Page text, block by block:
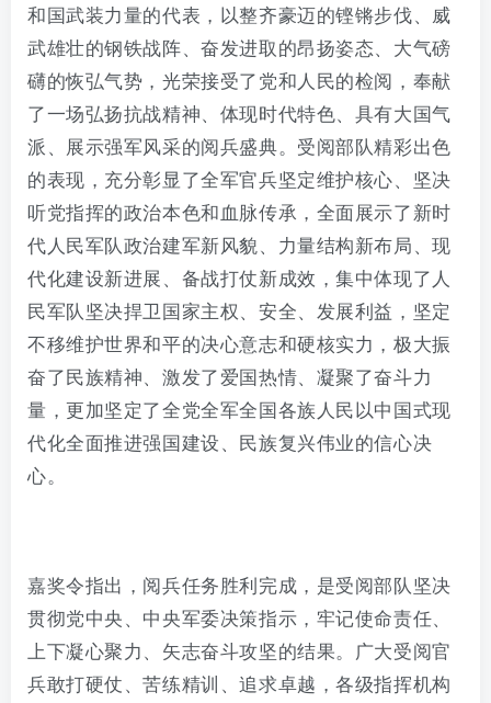
和国武装力量的代表，以整齐豪迈的铿锵步伐、威
武雄壮的钢铁战阵、奋发进取的昂扬姿态、大气磅
礴的恢弘气势，光荣接受了党和人民的检阅，奉献
了一场弘扬抗战精神、体现时代特色、具有大国气
派、展示强军风采的阅兵盛典。受阅部队精彩出色
的表现，充分彰显了全军官兵坚定维护核心、坚决
听党指挥的政治本色和血脉传承，全面展示了新时
代人民军队政治建军新风貌、力量结构新布局、现
代化建设新进展、备战打仗新成效，集中体现了人
民军队坚决捍卫国家主权、安全、发展利益，坚定
不移维护世界和平的决心意志和硬核实力，极大振
奋了民族精神、激发了爱国热情、凝聚了奋斗力
量，更加坚定了全党全军全国各族人民以中国式现
代化全面推进强国建设、民族复兴伟业的信心决
心。
嘉奖令指出，阅兵任务胜利完成，是受阅部队坚决
贯彻党中央、中央军委决策指示，牢记使命责任、
上下凝心聚力、矢志奋斗攻坚的结果。广大受阅官
兵敢打硬仗、苦练精训、追求卓越，各级指挥机构